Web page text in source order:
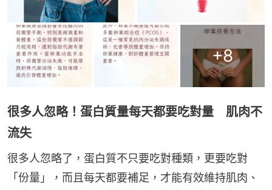
+8
很多人忽略！蛋白質量每天都要吃對量 肌肉不
流失
很多人忽略了，蛋白質不只要吃對種類，更要吃對
「份量」，而且每天都要補足，才能有效維持肌肉、